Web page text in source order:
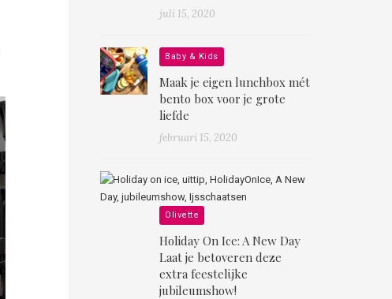
juli 15, 2020
Baby & Kids
Maak je eigen lunchbox mét
bento box voor je grote
liefde
februari 15, 2020
Olivette
Holiday On Ice: A New Day
Laat je betoveren deze
extra feestelijke
jubileumshow!